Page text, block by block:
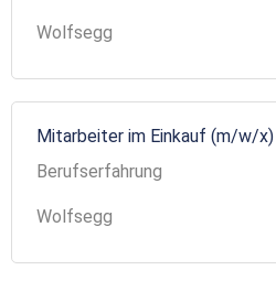
Wolfsegg
Mitarbeiter im Einkauf (m/w/x)
Berufserfahrung
Wolfsegg